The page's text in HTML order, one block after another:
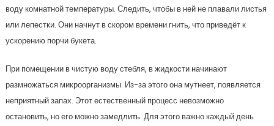
воду комнатной температуры. Следить, чтобы в ней не плавали листья
или лепестки. Они начнут в скором времени гнить, что приведёт к
ускорению порчи букета.
При помещении в чистую воду стебля, в жидкости начинают
размножаться микроорганизмы. Из-за этого она мутнеет, появляется
неприятный запах. Этот естественный процесс невозможно
остановить, но его можно замедлить. Для этого важно каждый день